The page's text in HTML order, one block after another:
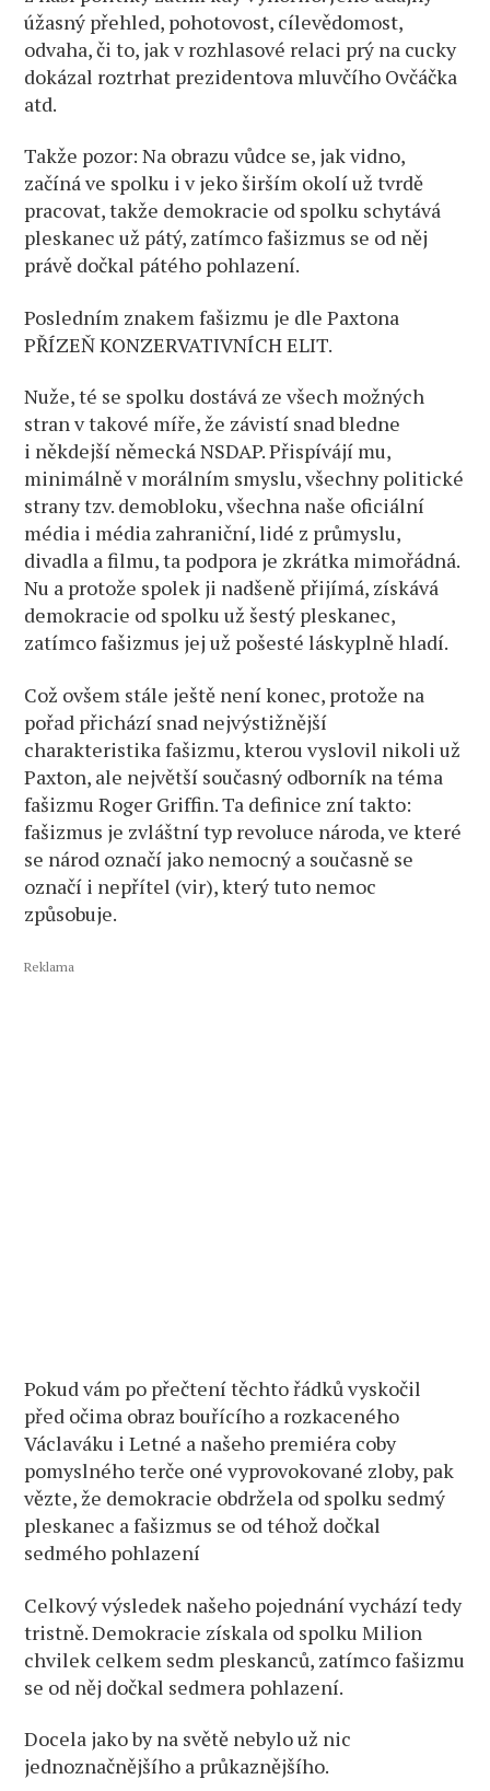
úžasný přehled, pohotovost, cílevědomost,
odvaha, či to, jak v rozhlasové relaci prý na cucky
dokázal roztrhat prezidentova mluvčího Ovčáčka
atd.
Takže pozor: Na obrazu vůdce se, jak vidno,
začíná ve spolku i v jeko širším okolí už tvrdě
pracovat, takže demokracie od spolku schytává
pleskanec už pátý, zatímco fašizmus se od něj
právě dočkal pátého pohlazení.
Posledním znakem fašizmu je dle Paxtona
PŘÍZEŇ KONZERVATIVNÍCH ELIT.
Nuže, té se spolku dostává ze všech možných
stran v takové míře, že závistí snad bledne
i někdejší německá NSDAP. Přispívájí mu,
minimálně v morálním smyslu, všechny politické
strany tzv. demobloku, všechna naše oficiální
média i média zahraniční, lidé z průmyslu,
divadla a filmu, ta podpora je zkrátka mimořádná.
Nu a protože spolek ji nadšeně přijímá, získává
demokracie od spolku už šestý pleskanec,
zatímco fašizmus jej už pošesté láskyplně hladí.
Což ovšem stále ještě není konec, protože na
pořad přichází snad nejvýstižnější
charakteristika fašizmu, kterou vyslovil nikoli už
Paxton, ale největší současný odborník na téma
fašizmu Roger Griffin. Ta definice zní takto:
fašizmus je zvláštní typ revoluce národa, ve které
se národ označí jako nemocný a současně se
označí i nepřítel (vir), který tuto nemoc
způsobuje.
Reklama
Pokud vám po přečtení těchto řádků vyskočil
před očima obraz bouřícího a rozkaceného
Václaváku i Letné a našeho premiéra coby
pomyslného terče oné vyprovokované zloby, pak
vězte, že demokracie obdržela od spolku sedmý
pleskanec a fašizmus se od téhož dočkal
sedmého pohlazení
Celkový výsledek našeho pojednání vychází tedy
tristně. Demokracie získala od spolku Milion
chvilek celkem sedm pleskanců, zatímco fašizmu
se od něj dočkal sedmera pohlazení.
Docela jako by na světě nebylo už nic
jednoznačnějšího a průkaznějšího.